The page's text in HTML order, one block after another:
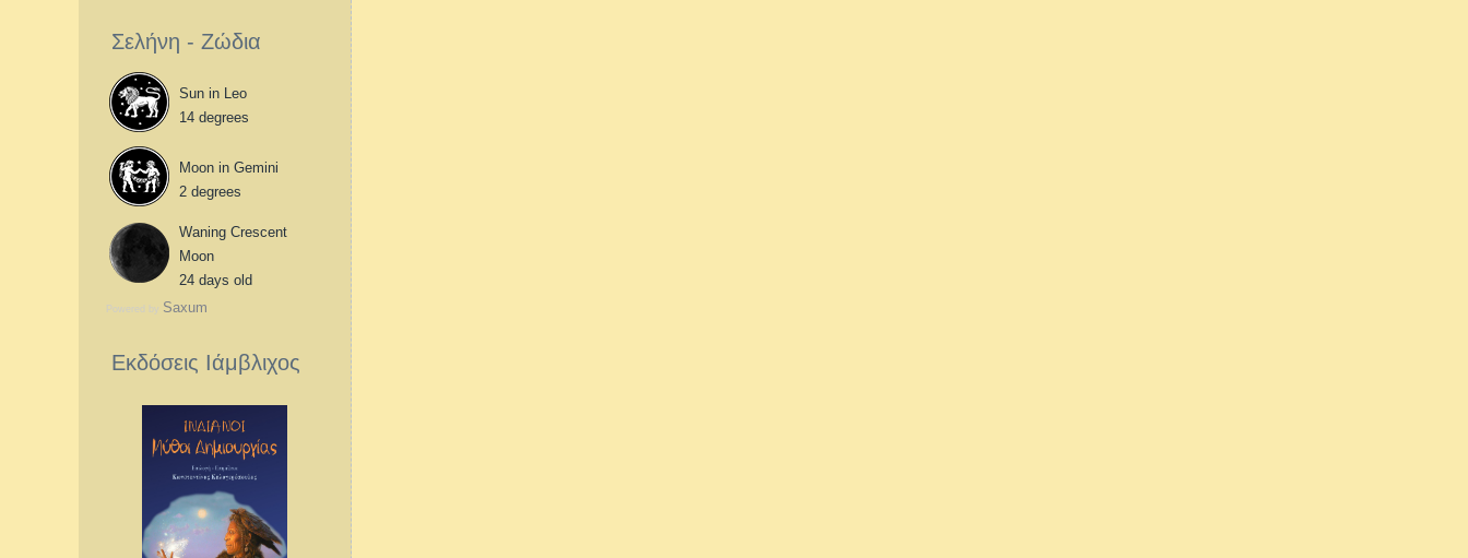
Σελήνη - Ζώδια
Sun in Leo
14 degrees
Moon in Gemini
2 degrees
Waning Crescent
Moon
24 days old
Powered by Saxum
Εκδόσεις Ιάμβλιχος